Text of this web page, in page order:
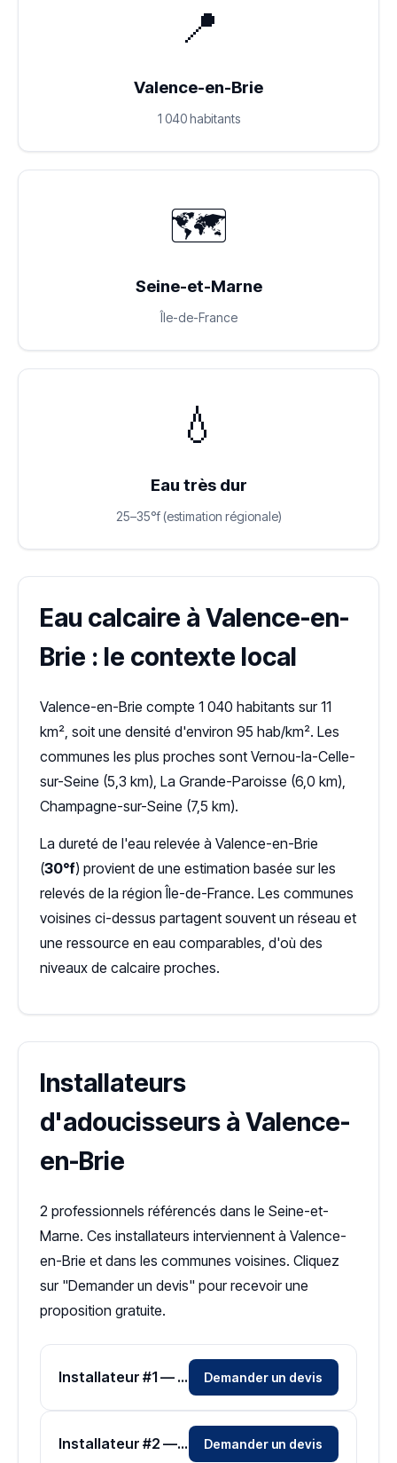
📍
Valence-en-Brie
1 040 habitants
🗺️
Seine-et-Marne
Île-de-France
💧
Eau très dur
25–35°f (estimation régionale)
Eau calcaire à Valence-en-
Brie : le contexte local
Valence-en-Brie compte 1 040 habitants sur 11
km², soit une densité d'environ 95 hab/km². Les
communes les plus proches sont Vernou-la-Celle-
sur-Seine (5,3 km), La Grande-Paroisse (6,0 km),
Champagne-sur-Seine (7,5 km).
La dureté de l'eau relevée à Valence-en-Brie
(30°f) provient de une estimation basée sur les
relevés de la région Île-de-France. Les communes
voisines ci-dessus partagent souvent un réseau et
une ressource en eau comparables, d'où des
niveaux de calcaire proches.
Installateurs
d'adoucisseurs à Valence-
en-Brie
2 professionnels référencés dans le Seine-et-
Marne. Ces installateurs interviennent à Valence-
en-Brie et dans les communes voisines. Cliquez
sur "Demander un devis" pour recevoir une
proposition gratuite.
Installateur #1 — Zone Seine-et-Marne Demander un devis
Installateur #2 — Zone Seine-et-Marne Demander un devis